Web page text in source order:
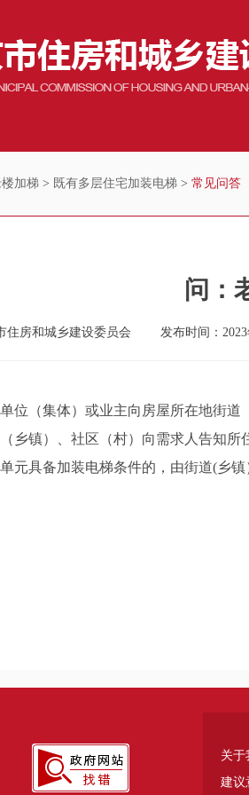
加梯 > 既有多层住宅加装电梯 > 常见问答
问：
住房和城乡建设委员会 发布时间：2023
（集体）或业主向房屋所在地街道
镇）、社区（村）向需求人告知所
具备加装电梯条件的，由街道(乡镇
关于
建议